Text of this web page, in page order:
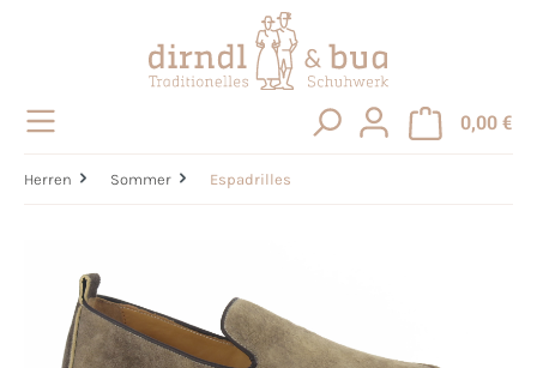
0,00 €
Herren Sommer Espadrilles